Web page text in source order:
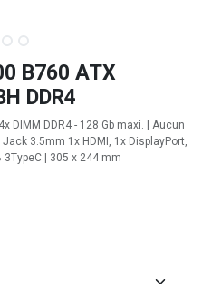
B760 ATX
DDR4
DIMM DDR4 - 128 Gb maxi. | Aucun
3.5mm 1x HDMI, 1x DisplayPort,
3TypeC | 305 x 244 mm